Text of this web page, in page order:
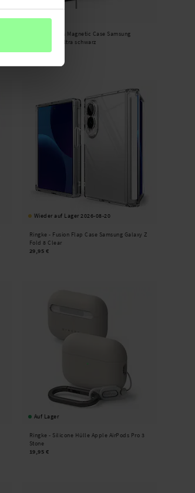
Alles Magnetic Case Samsung
Galaxy S25 Ultra schwarz
Wieder auf Lager 2026-08-20
Ringke - Fusion Flap Case Samsung Galaxy Z
Fold 8 Clear
29,95 €
Auf Lager
Ringke - Silicone Hülle Apple AirPods Pro 3
Stone
19,95 €